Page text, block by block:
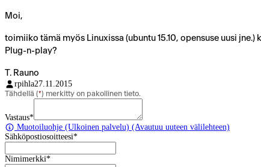
Moi,
toimiiko tämä myös Linuxissa (ubuntu 15.10, opensuse uusi
Plug-n-play?
T. Rauno
rpihla27.11.2015
Tähdellä (*) merkitty on pakollinen tieto.
Vastaus*
Muotoiluohje (Ulkoinen palvelu) (Avautuu uuteen välilehteen)
Sähköpostiosoitteesi*
Nimimerkki*